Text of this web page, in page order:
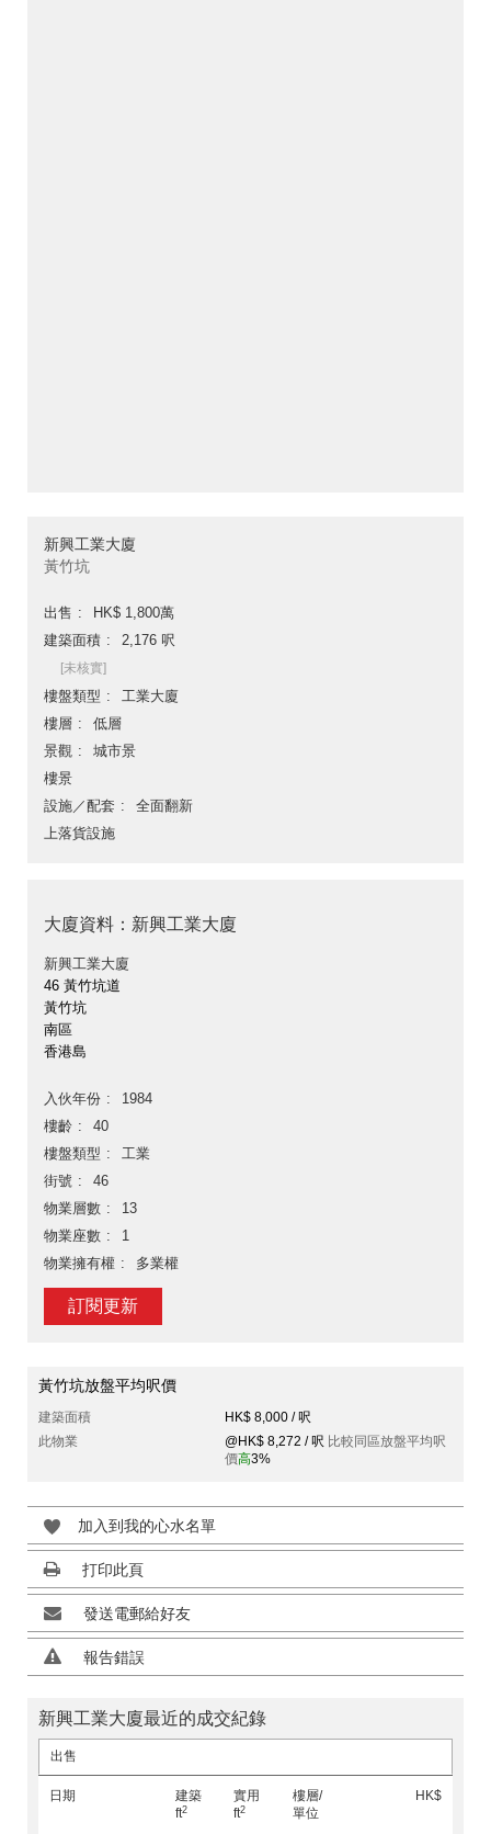
新興工業大廈
黃竹坑
出售
HK$ 1,800萬
建築面積
2,176 呎
[未核實]
樓盤類型
工業大廈
樓層
低層
景觀
城市景
樓景
設施／配套
全面翻新
上落貨設施
大廈資料：新興工業大廈
新興工業大廈
46 黃竹坑道
黃竹坑
南區
香港島
入伙年份
1984
樓齡
40
樓盤類型
工業
街號
46
物業層數
13
物業座數
1
物業擁有權
多業權
訂閱更新
黃竹坑放盤平均呎價
建築面積
HK$ 8,000 / 呎
此物業
@HK$ 8,272 / 呎 比較同區放盤平均呎
價高3%
加入到我的心水名單
打印此頁
發送電郵給好友
報告錯誤
新興工業大廈最近的成交紀錄
出售
日期
建築
ft2
實用
ft2
樓層/
單位
HK$